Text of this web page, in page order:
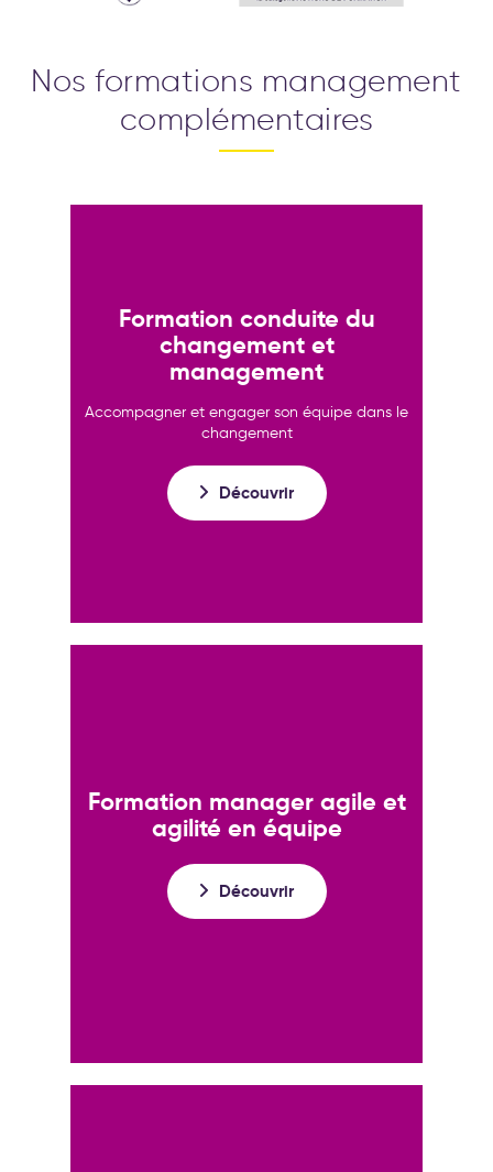
Nos formations management
complémentaires
Formation conduite du
changement et
management
Accompagner et engager son équipe dans le
changement
Découvrir
Formation manager agile et
agilité en équipe
Découvrir